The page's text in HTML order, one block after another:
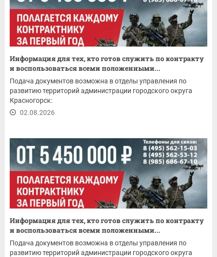
Информация для тех, кто готов служить по контракту
и воспользоваться всеми положенными...
Подача документов возможна в отделы управления по
развитию территорий администрации городского округа
Красногорск:
02.08.2026
Информация для тех, кто готов служить по контракту
и воспользоваться всеми положенными...
Подача документов возможна в отделы управления по
развитию территорий администрации городского округа